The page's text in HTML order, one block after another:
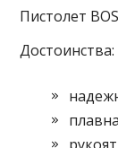
Пистолет
Достоинства: